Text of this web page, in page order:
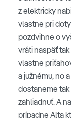
z elektricky
vlastne pri
pozdvihne o
vráti naspäť
vlastne
a južnému, no
dostaneme tak
zahliadnuť. A
prípadne Alta